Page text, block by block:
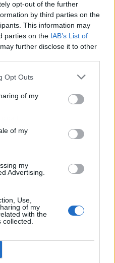
opt-out of the further
by third parties on the
This information may
parties on the IAB’s List of
further disclose it to other
Opt Outs
of my
of my
my
Advertising.
Use,
of my
with the